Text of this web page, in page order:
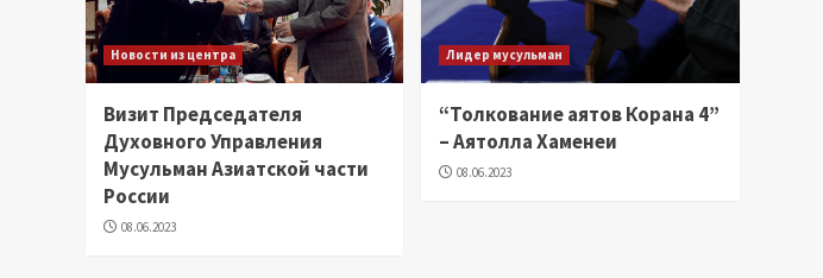
Новости из центра
Визит Председателя
Духовного Управления
Мусульман Азиатской части
России
08.06.2023
Лидер мусульман
“Толкование аятов Корана 4”
– Аятолла Хаменеи
08.06.2023